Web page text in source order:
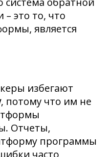
– это то, что
является
избегают
, потому что им не
Отчеты,
программы
часто